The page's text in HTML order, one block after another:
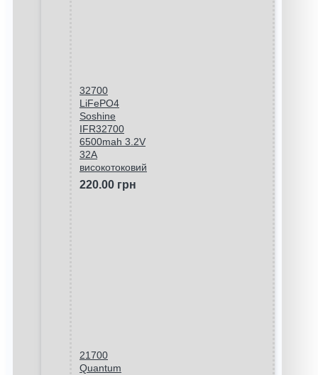
32700
LiFePO4
Soshine
IFR32700
6500mah 3.2V
32A
високотоковий
220.00 грн
21700
Quantum